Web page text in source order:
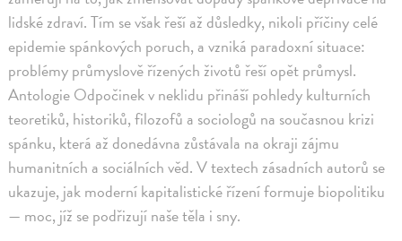
lidské zdraví. Tím se však řeší až důsledky, nikoli příčiny celé
epidemie spánkových poruch, a vzniká paradoxní situace:
problémy průmyslově řízených životů řeší opět průmysl.
Antologie Odpočinek v neklidu přináší pohledy kulturních
teoretiků, historiků, filozofů a sociologů na současnou krizi
spánku, která až donedávna zůstávala na okraji zájmu
humanitních a sociálních věd. V textech zásadních autorů se
ukazuje, jak moderní kapitalistické řízení formuje biopolitiku
— moc, jíž se podřizují naše těla i sny.